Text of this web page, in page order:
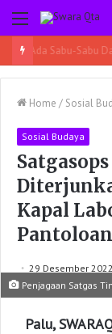
Menu
Home / Sosial
Sosial Budaya
Kapal
Pantoloan
29 Desember 2022
Penjagaan Satgas
Palu,